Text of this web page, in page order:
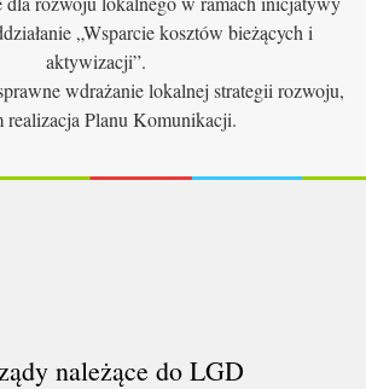
„Wsparcie kosztów bieżących i
aktywizacji”.
wdrażanie lokalnej strategii rozwoju,
realizacja Planu Komunikacji.
należące do LGD